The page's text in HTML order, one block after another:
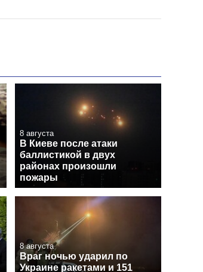
8 августа
В Киеве после атаки
баллистикой в двух
районах произошли
пожары
8 августа
Враг ночью ударил по
Украине ракетами и 151